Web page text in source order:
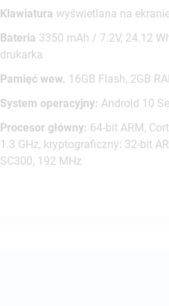
Klawiatura wyświetlana na
Bateria 3350 mAh / 7.2V, 24.12
drukarka
Pamięć wew. 16GB Flash, 2GB
System operacyjny: Android 10
Procesor główny: 64-bit ARM,
1.3 GHz, kryptograficzny: 32-bit
SC300, 192 MHz